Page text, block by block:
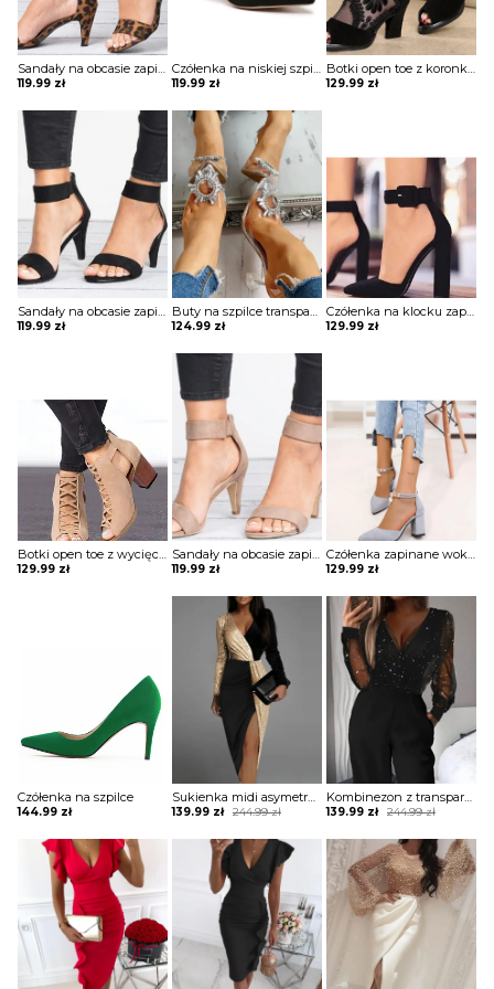
Sandały na obcasie zapinane wokół kostki
119.99 zł
Czółenka na niskiej szpilce
119.99 zł
Botki open toe z koronkowymi wstawkami
129.99 zł
Sandały na obcasie zapinane wokół kostki
119.99 zł
Buty na szpilce transparentne
124.99 zł
Czółenka na klocku zapinane wokół kostki
129.99 zł
Botki open toe z wycięciami i paskami na przodzie
129.99 zł
Sandały na obcasie zapinane wokół kostki
119.99 zł
Czółenka zapinane wokół kostki z perełkami
129.99 zł
Czółenka na szpilce
144.99 zł
Sukienka midi asymetryczna dwukolorowa
244.99zł
Original
was:
244.99 zł.
139.99 zł
Current
is:
139.99 zł.
Kombinezon z transparentną górą z brokatem
244.99zł
Original
was:
244.99 zł.
139.99 zł
Current
is:
139.99 zł.